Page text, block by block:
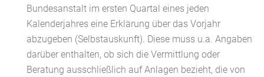
Bundesanstalt im ersten Quartal eines jeden
Kalenderjahres eine Erklärung über das Vorjahr
abzugeben (Selbstauskunft). Diese muss u.a. Angaben
darüber enthalten, ob sich die Vermittlung oder
Beratung ausschließlich auf Anlagen bezieht, die von